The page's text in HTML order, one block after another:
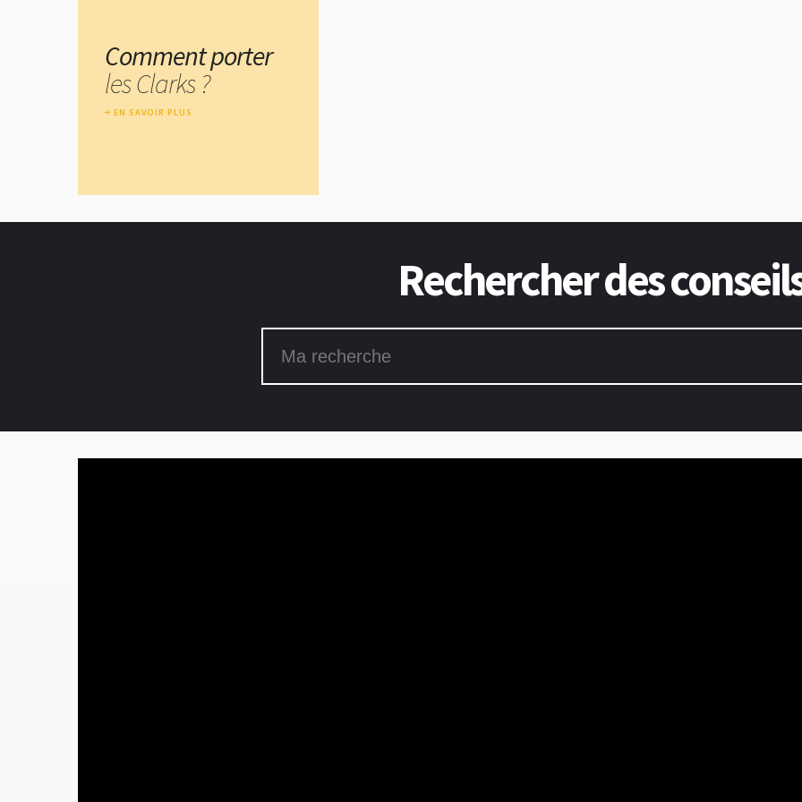
Comment porter
les Clarks ?
EN SAVOIR PLUS
Rechercher des